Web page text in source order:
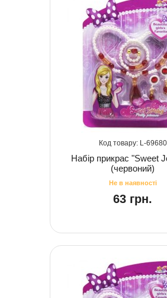
69680
Набір прикрас "Sweet
(червоний)
63 грн.